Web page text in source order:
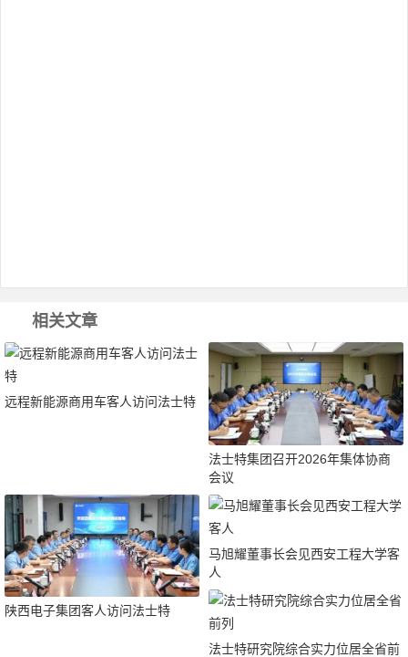
相关文章
远程新能源商用车客人访问法士特
法士特集团召开2026年集体协商
会议
陕西电子集团客人访问法士特
马旭耀董事长会见西安工程大学客
人
法士特研究院综合实力位居全省前